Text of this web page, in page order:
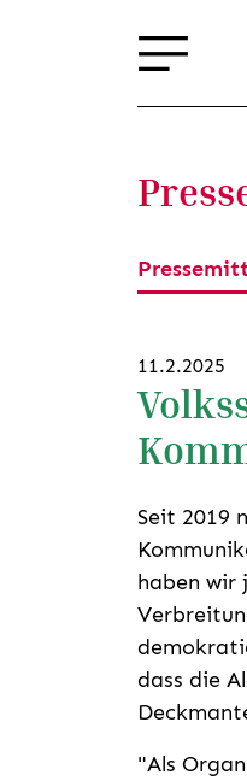
11.2.2025
Seit 2019
haben wir
dass die
"Als